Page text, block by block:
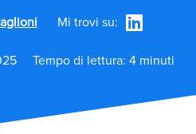
Mi trovi su:
Tempo di lettura: 4 minuti